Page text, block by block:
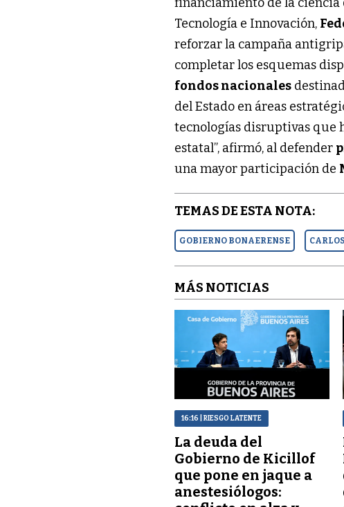
Tecnología e Innovación,
reforzar la campaña
completar los esquemas
fondos nacionales
del Estado en áreas
tecnologías disruptivas que
estatal”, afirmó, al defender
una mayor participación de
TEMAS DE ESTA NOTA:
GOBIERNO BONAERENSE
MÁS NOTICIAS
16:16 | RIESGO LATENTE
La deuda del
Gobierno de Kicillof
que pone en jaque a
anestesiólogos: